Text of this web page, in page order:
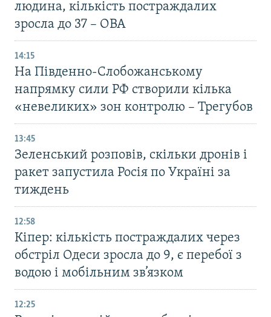
людина, кількість постраждалих
зросла до 37 – ОВА
14:15
На Південно-Слобожанському
напрямку сили РФ створили кілька
«невеликих» зон контролю – Трегубов
13:45
Зеленський розповів, скільки дронів і
ракет запустила Росія по Україні за
тиждень
12:58
Кіпер: кількість постраждалих через
обстріл Одеси зросла до 9, є перебої з
водою і мобільним зв’язком
12:25